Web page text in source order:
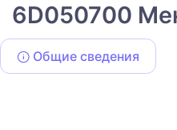
6D050700
Общие сведения